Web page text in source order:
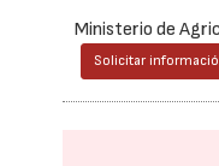
Ministerio de
Solicitar